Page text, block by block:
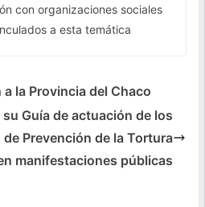
con organizaciones sociales
a esta temática
la Provincia del Chaco
Guía de actuación de los
Prevención de la Tortura
manifestaciones públicas